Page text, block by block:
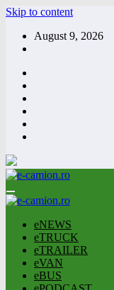
Skip to content
August 9, 2026
eNEWS
eTRUCK
eTRAILER
eVAN
eBUS